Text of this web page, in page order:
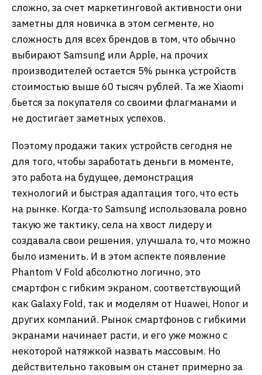
сложно, за счет маркетинговой активности они
заметны для новичка в этом сегменте, но
сложность для всех брендов в том, что обычно
выбирают Samsung или Apple, на прочих
производителей остается 5% рынка устройств
стоимостью выше 60 тысяч рублей. Та же Xiaomi
бьется за покупателя со своими флагманами и
не достигает заметных успехов.
Поэтому продажи таких устройств сегодня не
для того, чтобы заработать деньги в моменте,
это работа на будущее, демонстрация
технологий и быстрая адаптация того, что есть
на рынке. Когда-то Samsung использовала ровно
такую же тактику, села на хвост лидеру и
создавала свои решения, улучшала то, что можно
было изменить. И в этом аспекте появление
Phantom V Fold абсолютно логично, это
смартфон с гибким экраном, соответствующий
как Galaxy Fold, так и моделям от Huawei, Honor и
других компаний. Рынок смартфонов с гибкими
экранами начинает расти, и его уже можно с
некоторой натяжкой назвать массовым. Но
действительно таковым он станет примерно за